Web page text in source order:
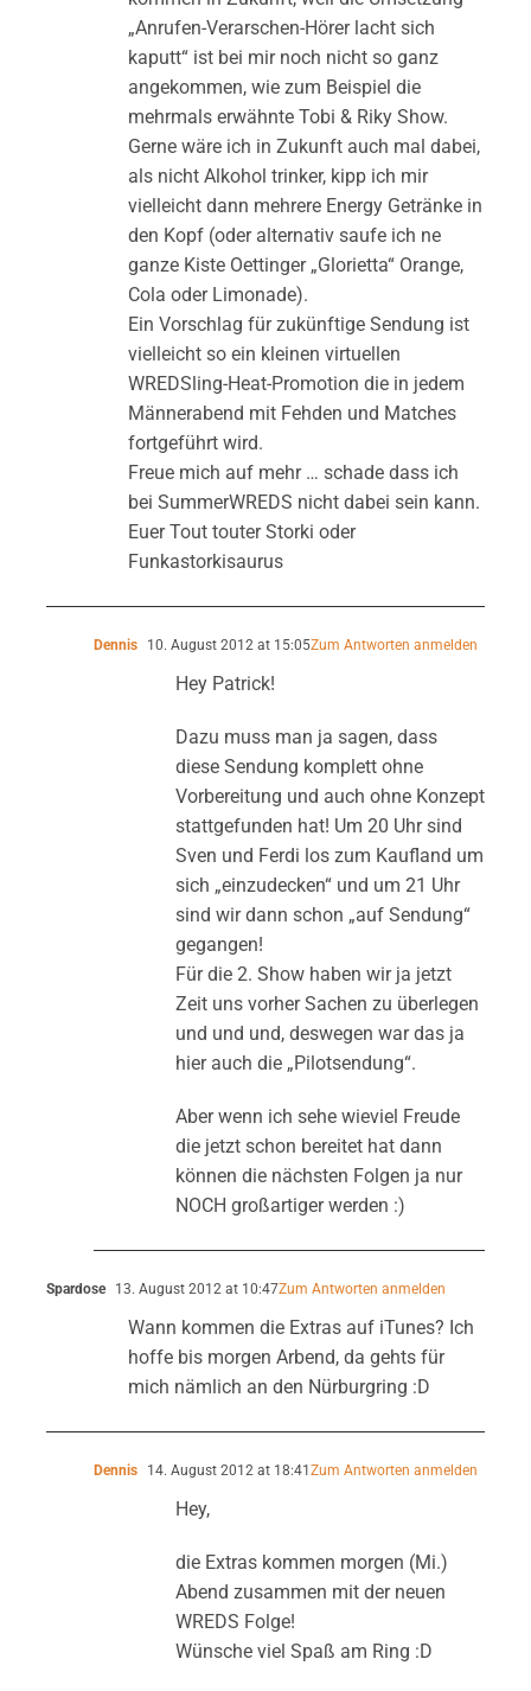
„Anrufen-Verarschen-Hörer lacht sich
kaputt“ ist bei mir noch nicht so ganz
angekommen, wie zum Beispiel die
mehrmals erwähnte Tobi & Riky Show.
Gerne wäre ich in Zukunft auch mal dabei,
als nicht Alkohol trinker, kipp ich mir
vielleicht dann mehrere Energy Getränke in
den Kopf (oder alternativ saufe ich ne
ganze Kiste Oettinger „Glorietta“ Orange,
Cola oder Limonade).
Ein Vorschlag für zukünftige Sendung ist
vielleicht so ein kleinen virtuellen
WREDSling-Heat-Promotion die in jedem
Männerabend mit Fehden und Matches
fortgeführt wird.
Freue mich auf mehr … schade dass ich
bei SummerWREDS nicht dabei sein kann.
Euer Tout touter Storki oder
Funkastorkisaurus
Dennis 10. August 2012 at 15:05Zum Antworten anmelden
Hey Patrick!
Dazu muss man ja sagen, dass
diese Sendung komplett ohne
Vorbereitung und auch ohne Konzept
stattgefunden hat! Um 20 Uhr sind
Sven und Ferdi los zum Kaufland um
sich „einzudecken“ und um 21 Uhr
sind wir dann schon „auf Sendung“
gegangen!
Für die 2. Show haben wir ja jetzt
Zeit uns vorher Sachen zu überlegen
und und und, deswegen war das ja
hier auch die „Pilotsendung“.
Aber wenn ich sehe wieviel Freude
die jetzt schon bereitet hat dann
können die nächsten Folgen ja nur
NOCH großartiger werden :)
Spardose 13. August 2012 at 10:47Zum Antworten anmelden
Wann kommen die Extras auf iTunes? Ich
hoffe bis morgen Arbend, da gehts für
mich nämlich an den Nürburgring :D
Dennis 14. August 2012 at 18:41Zum Antworten anmelden
Hey,
die Extras kommen morgen (Mi.)
Abend zusammen mit der neuen
WREDS Folge!
Wünsche viel Spaß am Ring :D